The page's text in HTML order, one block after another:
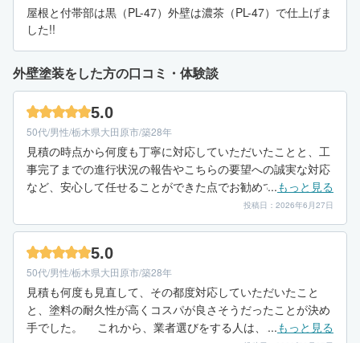
屋根と付帯部は黒（PL-47）外壁は濃茶（PL-47）で仕上げま
した!!
外壁塗装をした方の口コミ・体験談
5.0
50代/男性/栃木県大田原市/築28年
見積の時点から何度も丁寧に対応していただいたことと、工
事完了までの進行状況の報告やこちらの要望への誠実な対応
など、安心して任せることができた点でお勧めです。そし
て、塗装が終わった時の仕上がりがまるで新築のようで素晴
らしかったところです。
...もっと見る
投稿日：2026年6月27日
5.0
50代/男性/栃木県大田原市/築28年
見積も何度も見直して、その都度対応していただいたこと
と、塗料の耐久性が高くコスパが良さそうだったことが決め
手でした。 これから、業者選びをする人は、これから何年
...もっと見る